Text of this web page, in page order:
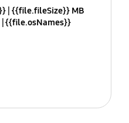
{{file.fileSize}} MB
{{file.osNames}}